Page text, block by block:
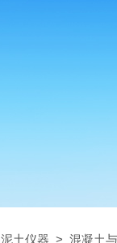
土仪器 > 混凝土